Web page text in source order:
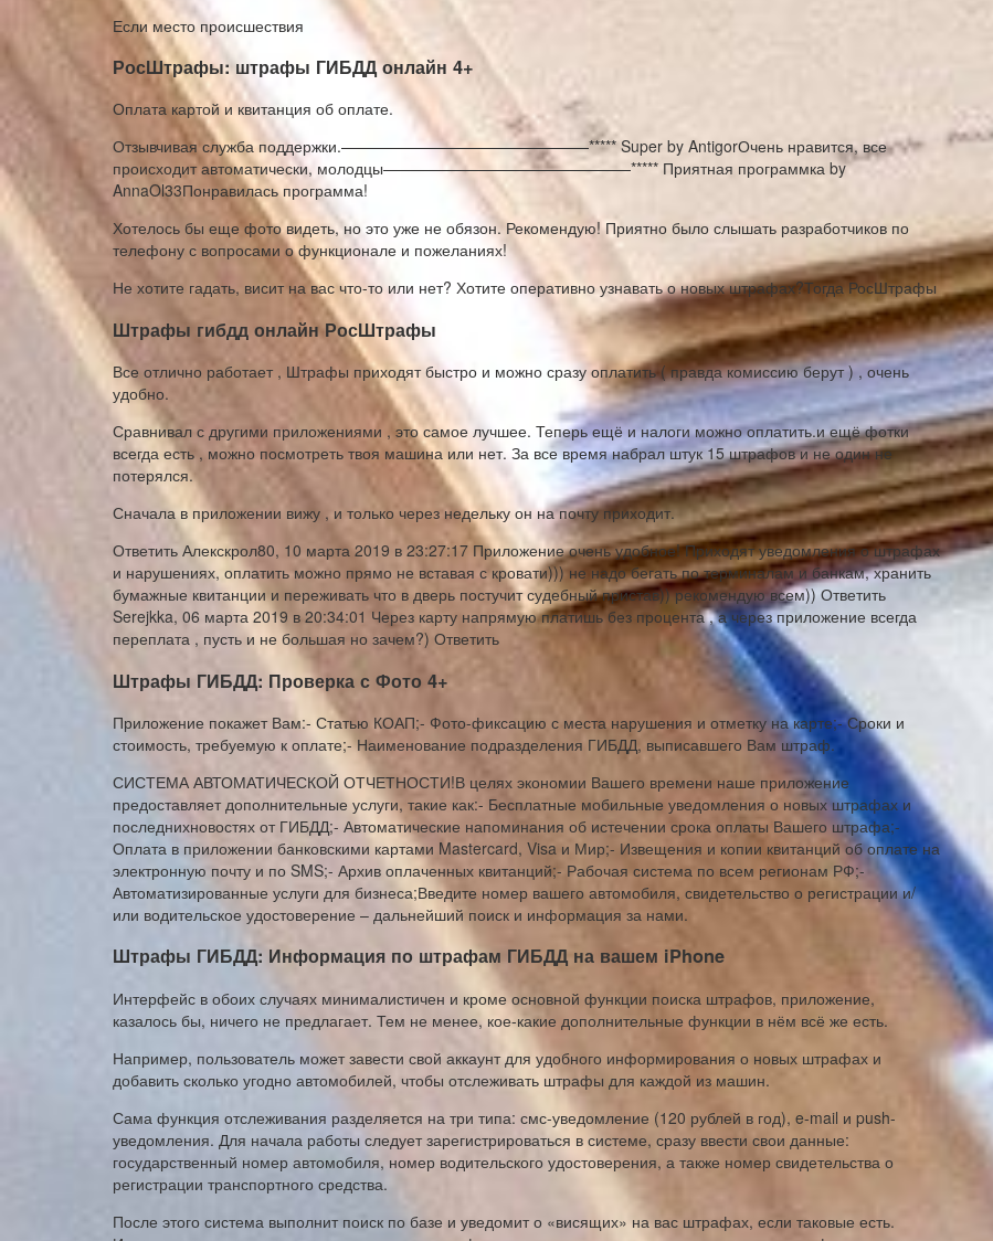
Если место происшествия
РосШтрафы: штрафы ГИБДД онлайн 4+
Оплата картой и квитанция об оплате.
Отзывчивая служба поддержки.————————————————***** Super by AntigorОчень нравится, все
происходит автоматически, молодцы————————————————***** Приятная программка by
AnnaOl33Понравилась программа!
Хотелось бы еще фото видеть, но это уже не обязон. Рекомендую! Приятно было слышать разработчиков по
телефону с вопросами о функционале и пожеланиях!
Не хотите гадать, висит на вас что-то или нет? Хотите оперативно узнавать о новых штрафах?Тогда РосШтрафы
Штрафы гибдд онлайн РосШтрафы
Все отлично работает , Штрафы приходят быстро и можно сразу оплатить ( правда комиссию берут ) , очень
удобно.
Сравнивал с другими приложениями , это самое лучшее. Теперь ещё и налоги можно оплатить.и ещё фотки
всегда есть , можно посмотреть твоя машина или нет. За все время набрал штук 15 штрафов и не один не
потерялся.
Сначала в приложении вижу , и только через недельку он на почту приходит.
Ответить Алекскрол80, 10 марта 2019 в 23:27:17 Приложение очень удобное! Приходят уведомления о штрафах
и нарушениях, оплатить можно прямо не вставая с кровати))) не надо бегать по терминалам и банкам, хранить
бумажные квитанции и переживать что в дверь постучит судебный пристав)) рекомендую всем)) Ответить
Serejkka, 06 марта 2019 в 20:34:01 Через карту напрямую платишь без процента , а через приложение всегда
переплата , пусть и не большая но зачем?) Ответить
Штрафы ГИБДД: Проверка с Фото 4+
Приложение покажет Вам:- Статью КОАП;- Фото-фиксацию с места нарушения и отметку на карте;- Сроки и
стоимость, требуемую к оплате;- Наименование подразделения ГИБДД, выписавшего Вам штраф.
СИСТЕМА АВТОМАТИЧЕСКОЙ ОТЧЕТНОСТИ!В целях экономии Вашего времени наше приложение
предоставляет дополнительные услуги, такие как:- Бесплатные мобильные уведомления о новых штрафах и
последнихновостях от ГИБДД;- Автоматические напоминания об истечении срока оплаты Вашего штрафа;-
Оплата в приложении банковскими картами Mastercard, Visa и Мир;- Извещения и копии квитанций об оплате на
электронную почту и по SMS;- Архив оплаченных квитанций;- Рабочая система по всем регионам РФ;-
Автоматизированные услуги для бизнеса;Введите номер вашего автомобиля, свидетельство о регистрации и/
или водительское удостоверение – дальнейший поиск и информация за нами.
Штрафы ГИБДД: Информация по штрафам ГИБДД на вашем iPhone
Интерфейс в обоих случаях минималистичен и кроме основной функции поиска штрафов, приложение,
казалось бы, ничего не предлагает. Тем не менее, кое-какие дополнительные функции в нём всё же есть.
Например, пользователь может завести свой аккаунт для удобного информирования о новых штрафах и
добавить сколько угодно автомобилей, чтобы отслеживать штрафы для каждой из машин.
Сама функция отслеживания разделяется на три типа: смс-уведомление (120 рублей в год), e-mail и push-
уведомления. Для начала работы следует зарегистрироваться в системе, сразу ввести свои данные:
государственный номер автомобиля, номер водительского удостоверения, а также номер свидетельства о
регистрации транспортного средства.
После этого система выполнит поиск по базе и уведомит о «висящих» на вас штрафах, если таковые есть.